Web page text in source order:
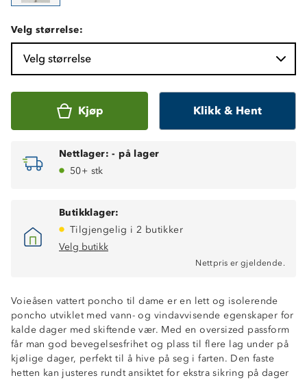
Velg størrelse:
Velg størrelse
Kjøp Klikk & Hent
Nettlager: - på lager
50+ stk
Butikklager:
Tilgjengelig i 2 butikker
Velg butikk
Nettpris er gjeldende.
Voieåsen vattert poncho til dame er en lett og isolerende
poncho utviklet med vann- og vindavvisende egenskaper for
kalde dager med skiftende vær. Med en oversized passform
får man god bevegelsesfrihet og plass til flere lag under på
kjølige dager, perfekt til å hive på seg i farten. Den faste
hetten kan justeres rundt ansiktet for ekstra sikring på dager